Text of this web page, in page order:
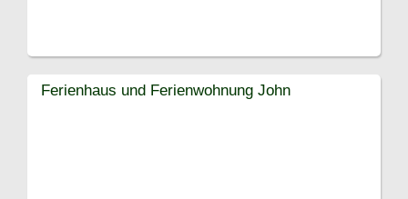
Ferienhaus und Ferienwohnung John